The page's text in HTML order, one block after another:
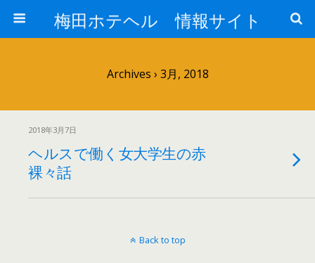
梅田ホテヘル 情報サイト
Archives › 3月, 2018
2018年3月7日
ヘルスで働く女大学生の赤
裸々話
Back to top